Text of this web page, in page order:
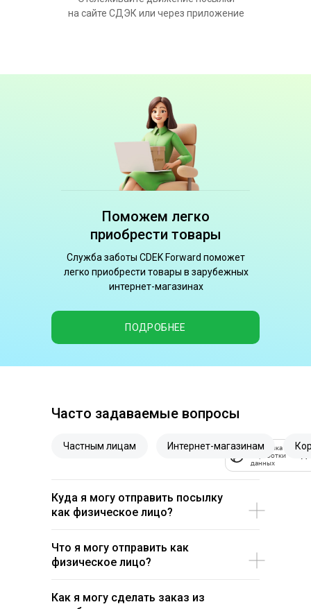
на сайте СДЭК или через приложение
Поможем легко
приобрести товары
Служба заботы CDEK Forward поможет
легко приобрести товары в зарубежных
интернет-магазинах
ПОДРОБНЕЕ
Часто задаваемые вопросы
Частным лицам Интернет-магазинам
Куда я могу отправить посылку
как физическое лицо?
Что я могу отправить как
физическое лицо?
Как я могу сделать заказ из
Политика
обработки
данных